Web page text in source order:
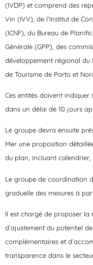
(IVDP) et comprend des
Vin (IVV), de l’Institut de
(ICNF), du Bureau de
Générale (GPP), des
développement régional du
de Tourisme de Porto et
Ces entités doivent indiquer
dans un délai de 10 jours
Le groupe devra ensuite
Mer une proposition
du plan, incluant calendrier,
Le groupe de coordination
graduelle des mesures à
Il est chargé de proposer la
d’ajustement du potentiel
complémentaires et
transparence dans le